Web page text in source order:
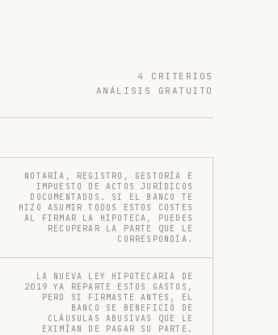
4 CRITERIOS
ANÁLISIS GRATUITO
NOTARÍA, REGISTRO, GESTORÍA E
IMPUESTO DE ACTOS JURÍDICOS
DOCUMENTADOS. SI EL BANCO TE
HIZO ASUMIR TODOS ESTOS COSTES
AL FIRMAR LA HIPOTECA, PUEDES
RECUPERAR LA PARTE QUE LE
CORRESPONDÍA.
LA NUEVA LEY HIPOTECARIA DE
2019 YA REPARTE ESTOS GASTOS,
PERO SI FIRMASTE ANTES, EL
BANCO SE BENEFICIÓ DE
CLÁUSULAS ABUSIVAS QUE LE
EXIMÍAN DE PAGAR SU PARTE.